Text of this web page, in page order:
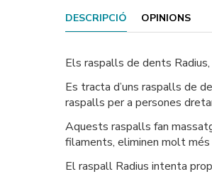
DESCRIPCIÓ OPINIONS
Els raspalls de dents
Es tracta d’uns raspalls de
raspalls per a persones
Aquests raspalls fan
filaments, eliminen molt
El raspall Radius intenta